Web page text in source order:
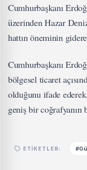
Cumhurbaşkanı
üzerinden Hazar
hattın öneminin
Cumhurbaşkanı
bölgesel ticaret
olduğunu ifade
geniş bir coğrafyanın
ETIKETLER: